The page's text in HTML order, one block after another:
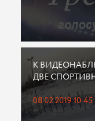
К
ДВЕ
08.02.2019 10:45